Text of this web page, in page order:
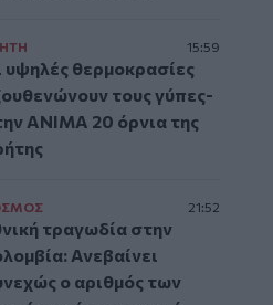
15:59
υψηλές θερμοκρασίες
τους γύπες-
ΑΝΙΜΑ 20 όρνια της
21:52
τραγωδία στην
Ανεβαίνει
ο αριθμός των